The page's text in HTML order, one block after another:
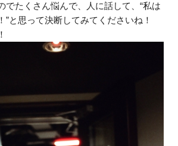
たくさん悩んで、人に話して、“私は
”と思って決断してみてくださいね！